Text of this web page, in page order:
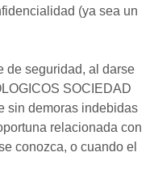
(ya sea un
de seguridad, al darse
SOCIEDAD
sin demoras indebidas
relacionada con
conozca, o cuando el